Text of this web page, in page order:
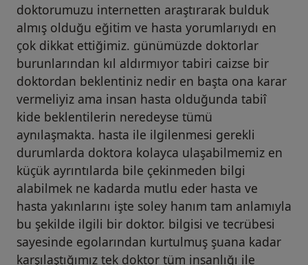
doktorumuzu internetten araştırarak bulduk
almış olduğu eğitim ve hasta yorumlarıydı en
çok dikkat ettiğimiz. günümüzde doktorlar
burunlarından kıl aldırmıyor tabiri caizse bir
doktordan beklentiniz nedir en başta ona karar
vermeliyiz ama insan hasta olduğunda tabiî
kide beklentilerin neredeyse tümü
aynılaşmakta. hasta ile ilgilenmesi gerekli
durumlarda doktora kolayca ulaşabilmemiz en
küçük ayrıntılarda bile çekinmeden bilgi
alabilmek ne kadarda mutlu eder hasta ve
hasta yakınlarını işte soley hanım tam anlamıyla
bu şekilde ilgili bir doktor. bilgisi ve tecrübesi
sayesinde egolarından kurtulmuş şuana kadar
karşılaştığımız tek doktor tüm insanlığı ile